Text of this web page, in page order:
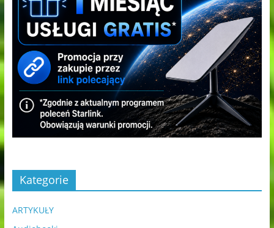
Kategorie
ARTYKUŁY